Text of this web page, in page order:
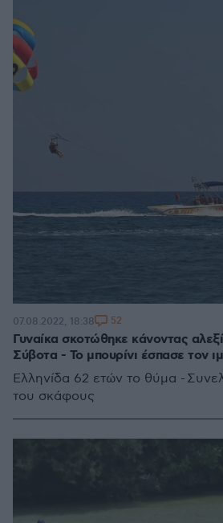
Γυναίκα σκοτώθηκε κάνοντας
Σύβοτα - Το μπουρίνι έσπασε τον
Ελληνίδα 62 ετών το θύμα -
του σκάφους
07.08.2022, 18:38 52